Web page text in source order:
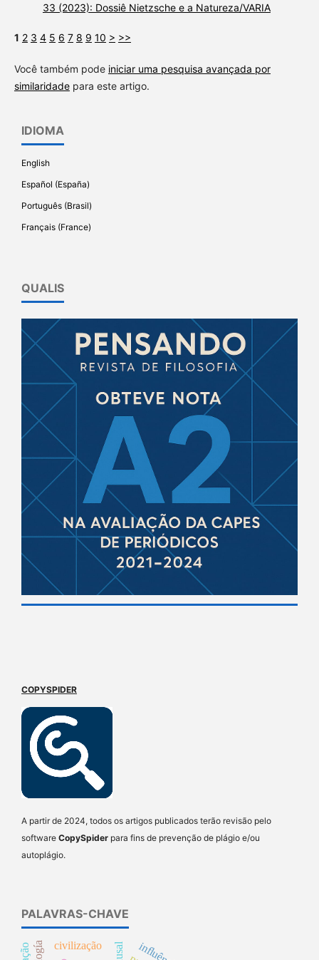
33 (2023): Dossiê Nietzsche e a Natureza/VARIA
1 2 3 4 5 6 7 8 9 10 > >>
Você também pode iniciar uma pesquisa avançada por
similaridadepara este artigo.
IDIOMA
English
Español (España)
Português (Brasil)
Français (France)
QUALIS
COPYSPIDER
A partir de 2024, todos os artigos publicados terão revisão pelo
software CopySpider para fins de prevenção de plágio e/ou
autoplágio.
PALAVRAS-CHAVE
civilização